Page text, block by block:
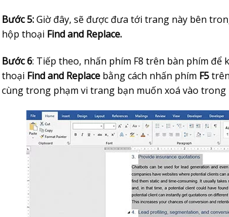
Bước 5:Giờ đây, sẽ được đưa tới trang này bên
hộp thoại Find and Replace.
Bước 6: Tiếp theo, nhấn phím F8 trên bàn phím để
thoại Find and Replace bằng cách nhấn phím F5
cùng trong phạm vi trang bạn muốn xoá vào trong